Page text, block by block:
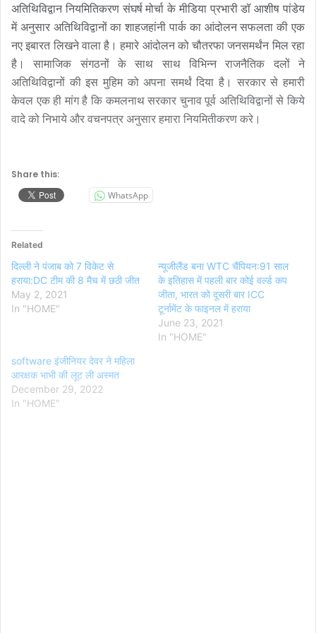
अतिथिविद्वान नियमितिकरण संघर्ष मोर्चा के मीडिया प्रभारी डॉ आशीष पांडेय
में अनुसार अतिथिविद्वानों का शाहजहांनी पार्क का आंदोलन सफलता की एक
नए इबारत लिखने वाला है। हमारे आंदोलन को चौतरफा जनसमर्थंन मिल रहा
है। सामाजिक संगठनों के साथ साथ विभिन्न राजनैतिक दलों ने
अतिथिविद्वानों की इस मुहिम को अपना समर्थं दिया है। सरकार से हमारी
केवल एक ही मांग है कि कमलनाथ सरकार चुनाव पूर्व अतिथिविद्वानों से किये
वादे को निभाये और वचनपत्र अनुसार हमारा नियमितीकरण करे।
Share this:
WhatsApp
Related
दिल्ली ने पंजाब को 7 विकेट से
हराया:DC टीम की 8 मैच में छठी जीत
May 2, 2021
In "HOME"
न्यूजीलैंड बना WTC चैंपियन:91 साल
के इतिहास में पहली बार कोई वर्ल्ड कप
जीता, भारत को दूसरी बार ICC
टूर्नामेंट के फाइनल में हराया
June 23, 2021
In "HOME"
software इंजीनियर देवर ने महिला
आरक्षक भाभी की लूट ली अस्मत
December 29, 2022
In "HOME"